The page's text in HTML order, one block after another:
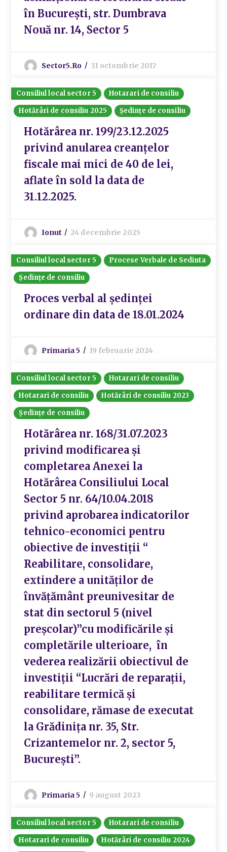
în București, str. Dumbrava
Nouă nr. 14, Sector 5
Sector5.ro 31 octombrie 2017
Consiliul local sector 5
Hotarari de consiliu
Hotărâri de consiliu 2025
Ședințe de consiliu
Hotărârea nr. 199/23.12.2025
privind anularea creanțelor
fiscale mai mici de 40 de lei,
aflate în sold la data de
31.12.2025.
Ionut 24 decembrie 2025
Consiliul local sector 5
Procese Verbale de Sedinta
Ședințe de consiliu
Proces verbal al ședinței
ordinare din data de 18.01.2024
Primaria 5 19 februarie 2024
Consiliul local sector 5
Hotarari de consiliu
Hotarari de consiliu
Hotărâri de consiliu 2023
Ședințe de consiliu
Hotărârea nr. 168/31.07.2023
privind modificarea și
completarea Anexei la
Hotărârea Consiliului Local
Sector 5 nr. 64/10.04.2018
privind aprobarea indicatorilor
tehnico-economici pentru
obiective de investiții “
Reabilitare, consolidare,
extindere a unităților de
învățământ preunivesitar de
stat din sectorul 5 (nivel
preșcolar)”cu modificările și
completările ulterioare, în
vederea realizării obiectivul de
investiții “Lucrări de reparații,
reabilitare termică și
consolidare, rămase de executat
la Grădinița nr. 35, Str.
Crizantemelor nr. 2, sector 5,
București”.
Primaria 5 9 august 2023
Consiliul local sector 5
Hotarari de consiliu
Hotarari de consiliu
Hotărâri de consiliu 2024